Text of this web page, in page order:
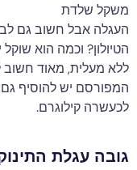
משקל שלדת
העגלה אבל חשוב גם
הטיולון? וכמה הוא
ללא מעלית, מאוד
המפורסם יש להוסיף
לכעשרה קילוגרם.
גובה עגלת